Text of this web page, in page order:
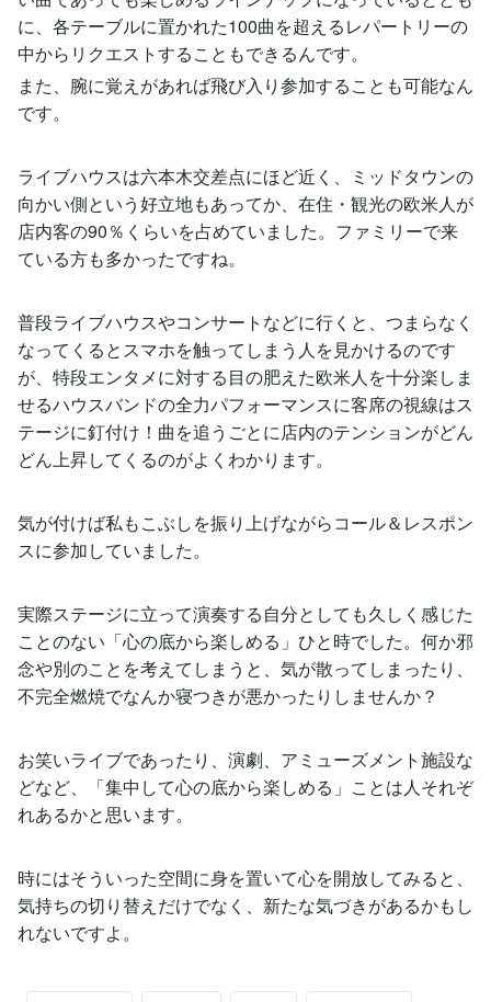
に、各テーブルに置かれた100曲を超えるレパートリーの
中からリクエストすることもできるんです。
また、腕に覚えがあれば飛び入り参加することも可能なん
です。
ライブハウスは六本木交差点にほど近く、ミッドタウンの
向かい側という好立地もあってか、在住・観光の欧米人が
店内客の90％くらいを占めていました。ファミリーで来
ている方も多かったですね。
普段ライブハウスやコンサートなどに行くと、つまらなく
なってくるとスマホを触ってしまう人を見かけるのです
が、特段エンタメに対する目の肥えた欧米人を十分楽しま
せるハウスバンドの全力パフォーマンスに客席の視線はス
テージに釘付け！曲を追うごとに店内のテンションがどん
どん上昇してくるのがよくわかります。
気が付けば私もこぶしを振り上げながらコール＆レスポン
スに参加していました。
実際ステージに立って演奏する自分としても久しく感じた
ことのない「心の底から楽しめる」ひと時でした。何か邪
念や別のことを考えてしまうと、気が散ってしまったり、
不完全燃焼でなんか寝つきが悪かったりしませんか？
お笑いライブであったり、演劇、アミューズメント施設な
どなど、「集中して心の底から楽しめる」ことは人それぞ
れあるかと思います。
時にはそういった空間に身を置いて心を開放してみると、
気持ちの切り替えだけでなく、新たな気づきがあるかもし
れないですよ。